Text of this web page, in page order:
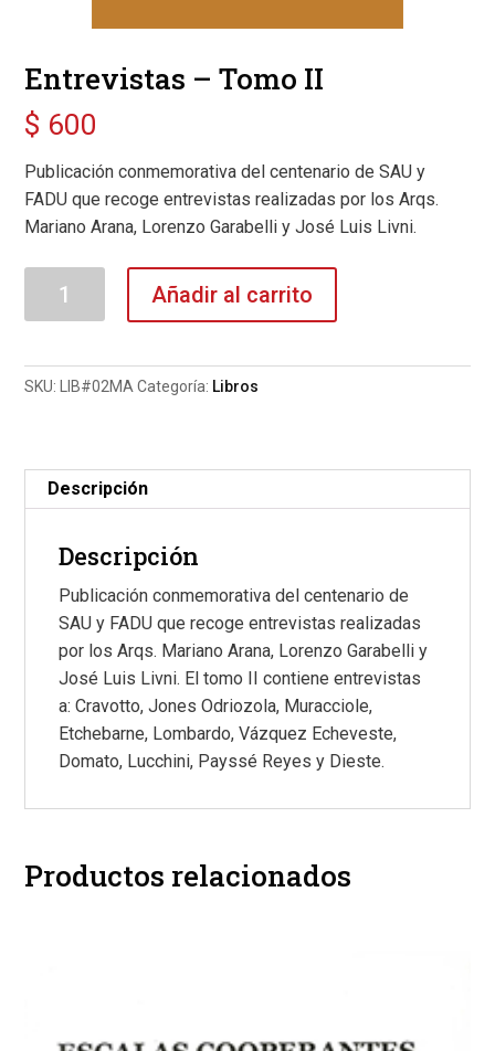
Entrevistas – Tomo II
$ 600
Publicación conmemorativa del centenario de SAU y
FADU que recoge entrevistas realizadas por los Arqs.
Mariano Arana, Lorenzo Garabelli y José Luis Livni.
II
cantidad
Añadir al carrito
SKU: LIB#02MA Categoría: Libros
Descripción
Descripción
Publicación conmemorativa del centenario de
SAU y FADU que recoge entrevistas realizadas
por los Arqs. Mariano Arana, Lorenzo Garabelli y
José Luis Livni. El tomo II contiene entrevistas
a: Cravotto, Jones Odriozola, Muracciole,
Etchebarne, Lombardo, Vázquez Echeveste,
Domato, Lucchini, Payssé Reyes y Dieste.
Productos relacionados